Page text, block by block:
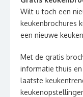
Wilt u toch een
keukenbrochures
een nieuwe
Met de gratis
informatie thuis
laatste